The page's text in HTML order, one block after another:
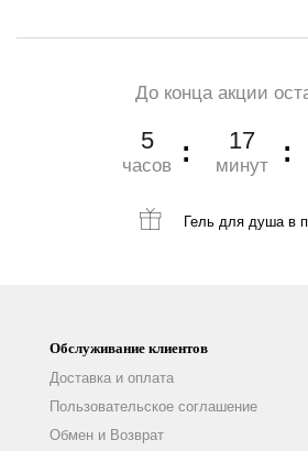
До конца акции
5
часов
17
минут
Гель для душав
Обслуживание клиентов
Доставка и оплата
Пользовательское соглашение
Обмен и Возврат